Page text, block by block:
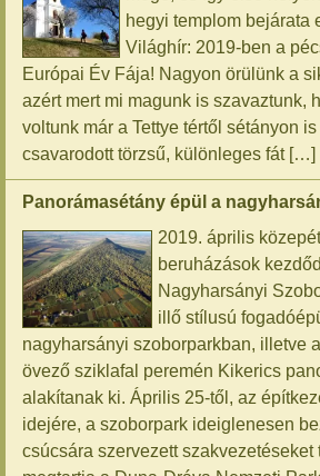
hegyi templom bejárata
Világhír: 2019-ben a
Európai Év Fája! Nagyon örülünk a
azért mert mi magunk is szavaztunk,
voltunk már a Tettye tértől sétányon
csavarodott törzsű, különleges fát […]
Panorámasétány épül a
2019. április
beruházások
Nagyharsányi
illő stílusú
nagyharsányi szoborparkban, illetve
övező sziklafal peremén Kikerics
alakítanak ki. Április 25-től, az
idejére, a szoborpark ideiglenesen
csúcsára szervezett szakvezetéseket